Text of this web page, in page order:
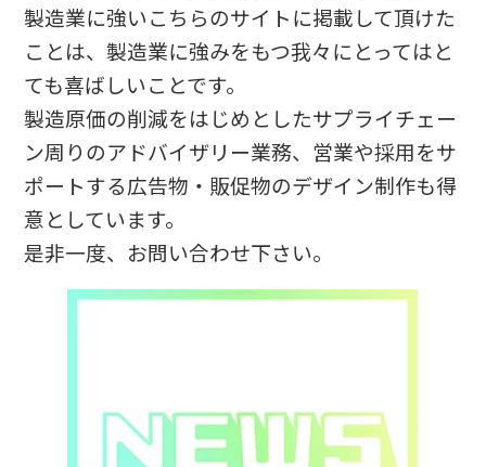
製造業に強いこちらのサイトに掲載して頂けた
ことは、製造業に強みをもつ我々にとってはと
ても喜ばしいことです。
製造原価の削減をはじめとしたサプライチェー
ン周りのアドバイザリー業務、営業や採用をサ
ポートする広告物・販促物のデザイン制作も得
意としています。
是非一度、お問い合わせ下さい。